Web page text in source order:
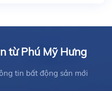
từ Phú Mỹ Hưng
tin bất động sản mới